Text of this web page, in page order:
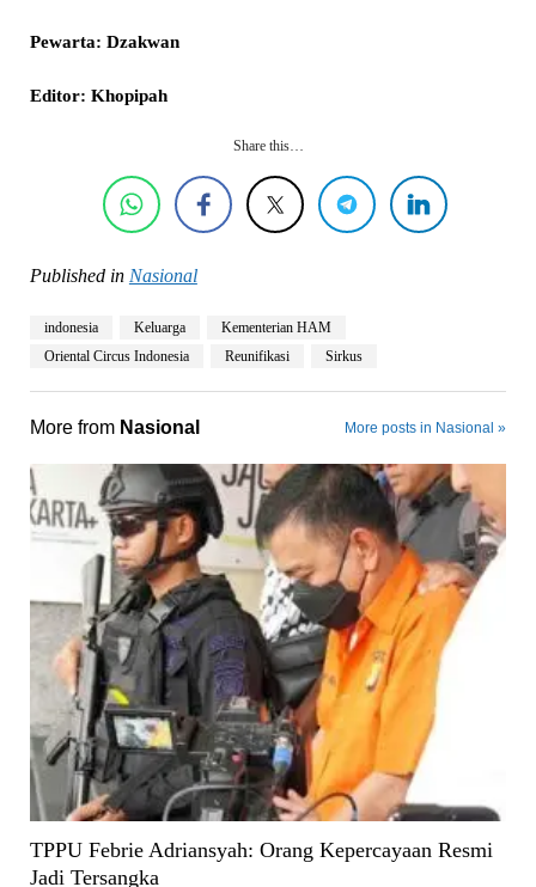
Pewarta: Dzakwan
Editor: Khopipah
Share this…
Published in Nasional
indonesia Keluarga
Kementerian HAM
Oriental Circus Indonesia
Reunifikasi Sirkus
More from Nasional More posts in Nasional »
TPPU Febrie Adriansyah: Orang Kepercayaan Resmi
Jadi Tersangka